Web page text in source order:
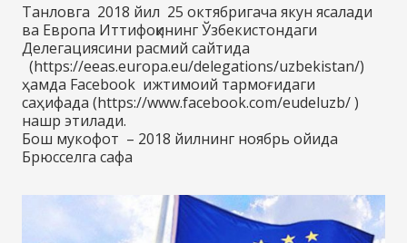
Танловга 2018 йил 25 октябригача якун ясалади
ва Европа Иттифоқининг Ўзбекистондаги
Делегациясини расмий сайтида
(https://eeas.europa.eu/delegations/uzbekistan/)
ҳамда Facebook ижтимоий тармоғидаги
саҳифада (https://www.facebook.com/eudeluzb/ )
нашр этилади.
Бош мукофот – 2018 йилнинг ноябрь ойида
Брюсселга сафа